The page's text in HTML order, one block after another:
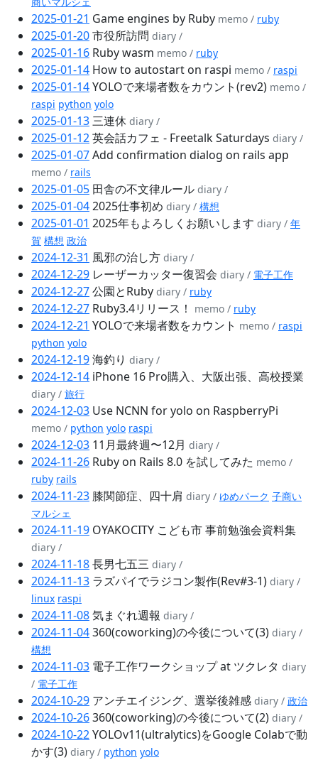
2025-01-21 Game engines by Ruby memo / ruby
2025-01-20市役所訪問 diary /
2025-01-16 Ruby wasm memo / ruby
2025-01-14 How to autostart on raspi memo / raspi
2025-01-14YOLOで来場者数をカウント(rev2) memo /
raspi python yolo
2025-01-13三連休 diary /
2025-01-12英会話カフェ - Freetalk Saturdays diary /
2025-01-07Add confirmation dialog on rails app
memo / rails
2025-01-05 田舎の不文律ルール diary /
2025-01-042025仕事初め diary / 構想
2025-01-01 2025年もよろしくお願いします diary / 年
賀 構想 政治
2024-12-31 風邪の治し方 diary /
2024-12-29 レーザーカッター復習会 diary / 電子工作
2024-12-27公園とRuby diary / ruby
2024-12-27 Ruby3.4リリース！ memo / ruby
2024-12-21 YOLOで来場者数をカウント memo / raspi
python yolo
2024-12-19海釣り diary /
2024-12-14 iPhone 16 Pro購入、大阪出張、高校授業
diary / 旅行
2024-12-03 Use NCNN for yolo on RaspberryPi
memo / python yolo raspi
2024-12-03 11月最終週〜12月 diary /
2024-11-26 Ruby on Rails 8.0 を試してみた memo /
ruby rails
2024-11-23 膝関節症、四十肩 diary / ゆめパーク 子商い
マルシェ
2024-11-19 OYAKOCITY こども市 事前勉強会資料集
diary /
2024-11-18長男七五三 diary /
2024-11-13 ラズパイでラジコン製作(Rev#3-1) diary /
linux raspi
2024-11-08気まぐれ週報 diary /
2024-11-04360(coworking)の今後について(3) diary /
構想
2024-11-03 電子工作ワークショップ at ツクレタ diary
/ 電子工作
2024-10-29 アンチエイジング、選挙後雑感 diary / 政治
2024-10-26360(coworking)の今後について(2) diary /
2024-10-22YOLOv11(ultralytics)をGoogle Colabで動
かす(3) diary / python yolo